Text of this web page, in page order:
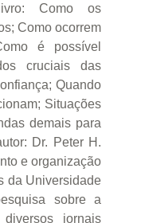
Como os
Como ocorrem
é possível
cruciais das
Quando
Situações
demais para
Dr. Peter H.
e organização
da Universidade
sobre a
jornais